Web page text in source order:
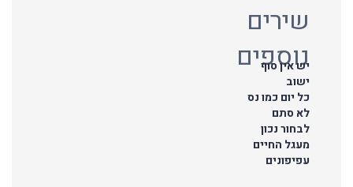
שירים
נוספים
יש אין סוף
ישוב
כל יום כמו נס
לא סתם
לבחור נכון
מעגל החיים
עפיפונים